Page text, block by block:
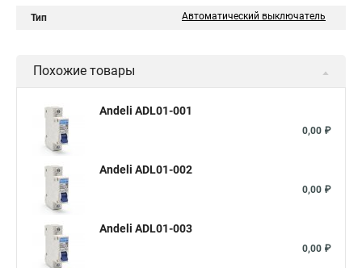
Тип Автоматический выключатель
Похожие товары
Andeli ADL01-001
0,00 ₽
Andeli ADL01-002
0,00 ₽
Andeli ADL01-003
0,00 ₽